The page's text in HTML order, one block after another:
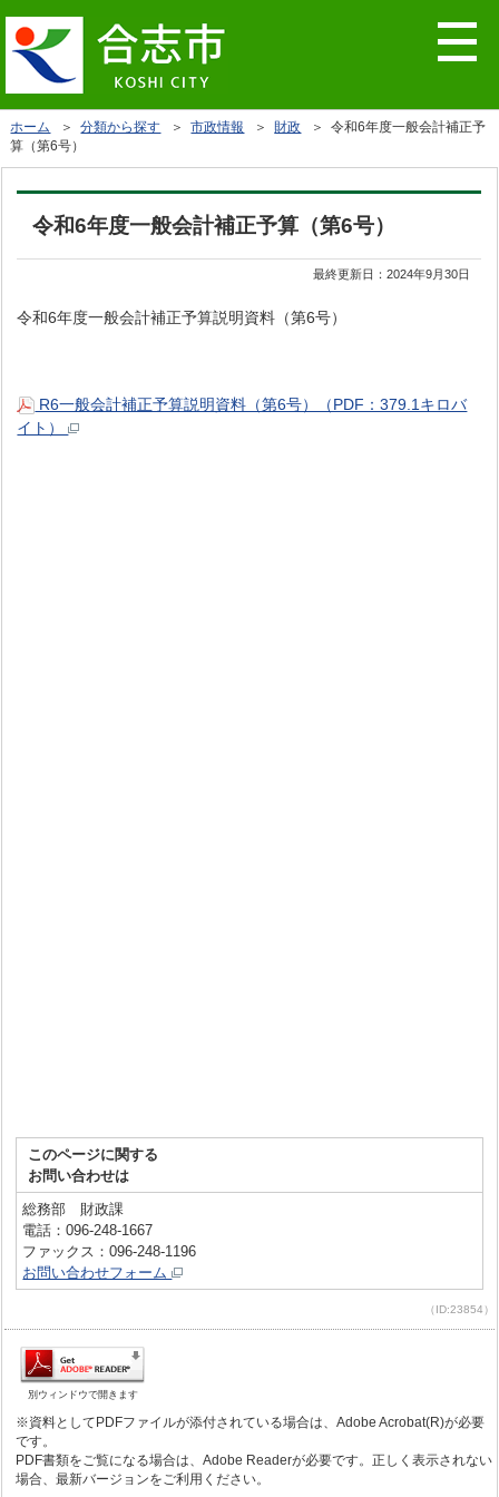
ホーム ＞分類から探す ＞市政情報 ＞財政 ＞ 令和6年度一般会計補正予
算（第6号）
令和6年度一般会計補正予算（第6号）
最終更新日：2024年9月30日
令和6年度一般会計補正予算説明資料（第6号）
R6一般会計補正予算説明資料（第6号）（PDF：379.1キロバ
イト）
このページに関する
お問い合わせは
総務部 財政課
電話：096-248-1667
ファックス：096-248-1196
お問い合わせフォーム
（ID:23854）
別ウィンドウで開きます
※資料としてPDFファイルが添付されている場合は、Adobe Acrobat(R)が必要
です。
PDF書類をご覧になる場合は、Adobe Readerが必要です。正しく表示されない
場合、最新バージョンをご利用ください。